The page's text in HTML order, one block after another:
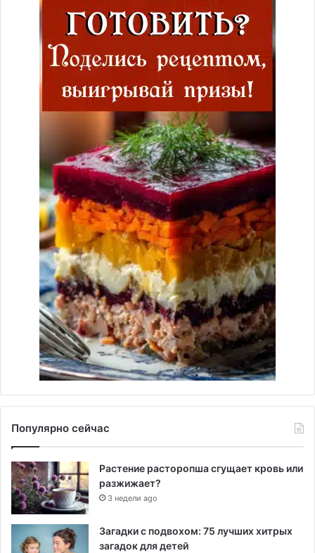
Популярно сейчас
Растение расторопша сгущает кровь или
разжижает?
3 недели ago
Загадки с подвохом: 75 лучших хитрых
загадок для детей